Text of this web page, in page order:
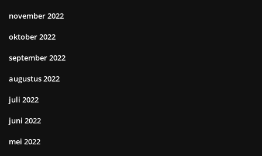
november 2022
oktober 2022
september 2022
augustus 2022
juli 2022
juni 2022
mei 2022